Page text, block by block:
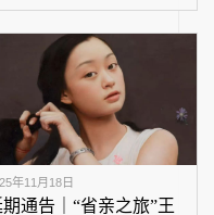
2025年12月18日
楮墨留痕：赵玉